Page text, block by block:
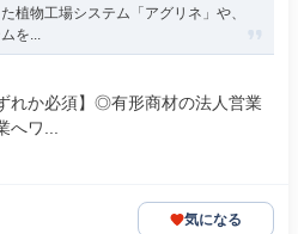
植物工場システム「アグリネ」や、
を...
れか必須】◎有形商材の法人営業
ワ...
気になる